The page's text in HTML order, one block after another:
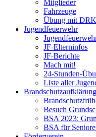
Mitglieder
Fahrzeuge
Übung mit
Jugendfeuerwehr
JF-Elterninfos
JF-Berichte
Mach mit!
24-Stunden-
Liste aller
Brandschutzaufklärung
Besuch
BSA 2023:
BSA für